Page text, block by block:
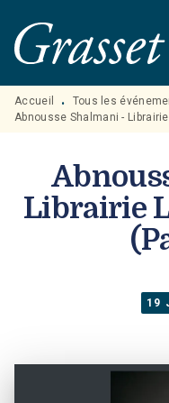
MENU
PIED DE PAGE
Accueil • Tous les
Abnousse Shalmani -
Librairie
19